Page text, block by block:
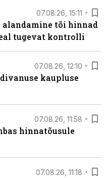
07.08.26, 15:11
tõi hinnad
tugevat kontrolli
07.08.26, 12:10
kaupluse
07.08.26, 11:58
hinnatõusule
07.08.26, 11:18